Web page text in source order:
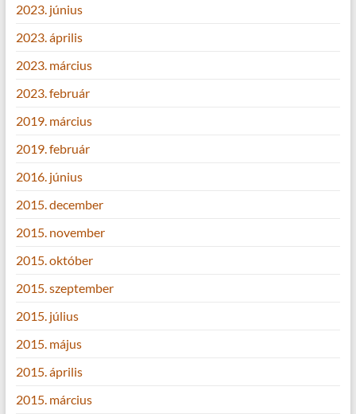
2023. június
2023. április
2023. március
2023. február
2019. március
2019. február
2016. június
2015. december
2015. november
2015. október
2015. szeptember
2015. július
2015. május
2015. április
2015. március